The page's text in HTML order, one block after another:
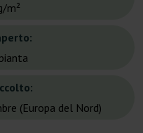
m²
(Europa del Nord)